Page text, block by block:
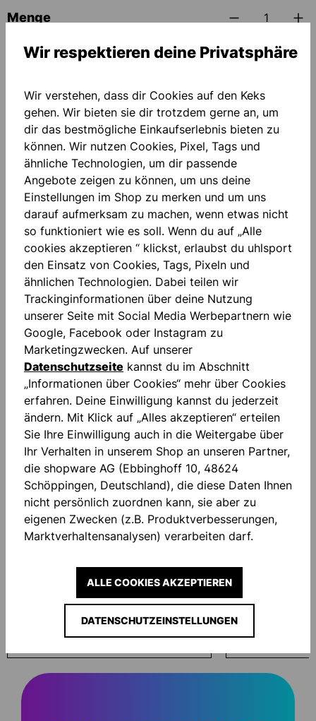
Menge
IN DEN WARENKORB
Zum Merkzettel hinzufügen
Beschreibung
Supergrip+: SUPERGRIP+ ist genau das, was sein
Name verspricht: Dein High- Performance-
Haftschaum mit ultimativem Grip. D…Mehr
Bewertungen
Produktgalerie überspringen
accessoires
NEU
ECO WASH 200ML
NEU
15,00 €*
Wir respektieren deine Privatsphäre
Wir verstehen, dass dir Cookies auf den Keks
gehen. Wir bieten sie dir trotzdem gerne an, um
dir das bestmögliche Einkaufserlebnis bieten zu
können. Wir nutzen Cookies, Pixel, Tags und
ähnliche Technologien, um dir passende
Angebote zeigen zu können, um uns deine
Einstellungen im Shop zu merken und um uns
darauf aufmerksam zu machen, wenn etwas nicht
so funktioniert wie es soll. Wenn du auf „Alle
cookies akzeptieren “ klickst, erlaubst du uhlsport
den Einsatz von Cookies, Tags, Pixeln und
ähnlichen Technologien. Dabei teilen wir
Trackinginformationen über deine Nutzung
unserer Seite mit Social Media Werbepartnern wie
Google, Facebook oder Instagram zu
Marketingzwecken. Auf unserer
Datenschutzseite kannst du im Abschnitt
„Informationen über Cookies“ mehr über Cookies
erfahren. Deine Einwilligung kannst du jederzeit
ändern. Mit Klick auf „Alles akzeptieren“ erteilen
Sie Ihre Einwilligung auch in die Weitergabe über
Ihr Verhalten in unserem Shop an unseren Partner,
die shopware AG (Ebbinghoff 10, 48624
Schöppingen, Deutschland), die diese Daten Ihnen
nicht persönlich zuordnen kann, sie aber zu
eigenen Zwecken (z.B. Produktverbesserungen,
Marktverhaltensanalysen) verarbeiten darf.
DATENSCHUTZEINSTELLUNGEN
ALLE COOKIES AKZEPTIEREN